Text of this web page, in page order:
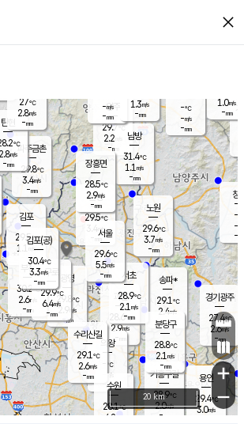
close
양주
29.7℃
2.2
-mm
과천
28.6℃
2.9m/s
- mm
용인
29.4℃
3.0m/s
경기광주
27.4℃
2.6m/s
-mm
파주금촌
29.8℃
3.4m/s
-mm
-℃
-m/s
-mm
창
-
-m/
-
탄현
℃
2.8m/s
-mm
1.0m/s
-mm
의왕
- ℃
m/s
mm
김포
29.5℃
1.1 m/s
mm
광명
29.8 ℃
2.9 m/s
-mm
부천
30.2℃
2.6m/s
-mm
구로
29.9℃
6.4m/s
-mm
은평
29.5℃
3.4 m/s
- mm
노원
29.6℃
3.7m/s
-mm
송파*
29.1℃
2.4m/s
-mm
서초
28.9℃
2.1 m/s
-mm
남방
31.4℃
1.1 m/s
-mm
기흥구갈
28.9℃
2.0m/s
-
수리산길
29.1℃
2.6m/s
-mm
분당구
28.8℃
2.1 m/s
-mm
장흥면
28.5℃
2.9m/s
-mm
-m/s
-mm
김포(공)
30.4℃
3.3m/s
-mm
수원
28.1℃
4.2 m/s
서울
29.6℃
5.5m/s
-mm
27℃
2.8m/s
-mm
1.3m/s
-mm
+
−
20 km